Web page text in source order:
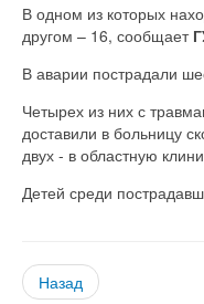
В одном из которых
другом – 16, сообщает
В аварии пострадали
Четырех из них с
доставили в больницу
двух - в областную
Детей среди
Назад